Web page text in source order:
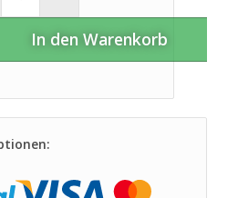
In den Warenkorb